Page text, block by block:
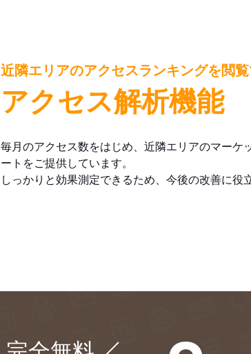
近隣エリアのアクセスランキングを閲
アクセス解析機能
毎月のアクセス数をはじめ、近隣エリアのマーケ
ートをご提供しています。
しっかりと効果測定できるため、今後の改善に役